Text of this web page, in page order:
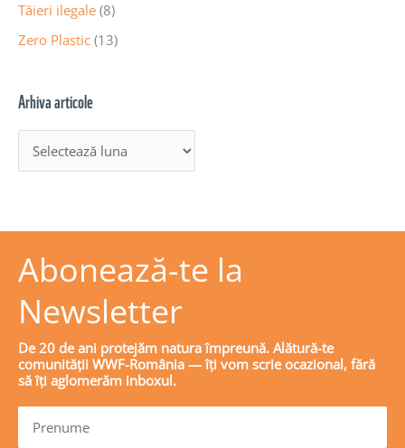
Tăieri ilegale (8)
Zero Plastic (13)
Arhiva articole
Abonează-te la
Newsletter
De 20 de ani protejăm natura împreună. Alătură-te
comunității WWF-România — îți vom scrie ocazional, fără
să îți aglomerăm inboxul.